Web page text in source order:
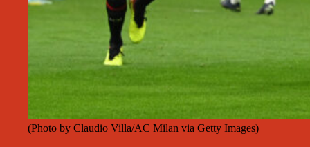
(Photo by Claudio Villa/AC Milan via Getty Images)